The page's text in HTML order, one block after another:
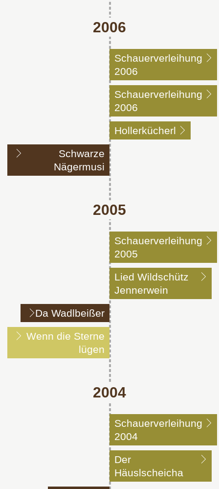
2006
Schauerverleihung
2006
Schauerverleihung
2006
Hollerkücherl
Schwarze
Nägermusi
2005
Schauerverleihung
2005
Lied Wildschütz
Jennerwein
Da Wadlbeißer
Wenn die Sterne
lügen
2004
Schauerverleihung
2004
Der
Häuslscheicha